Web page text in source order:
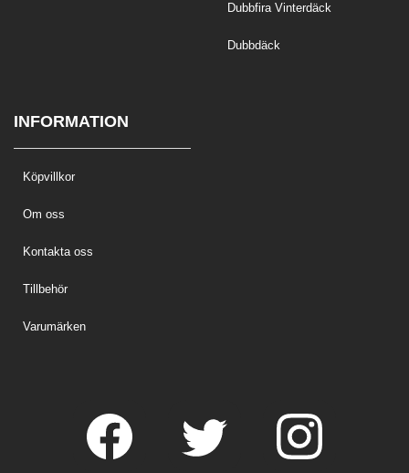
Dubbfira Vinterdäck
Dubbdäck
INFORMATION
Köpvillkor
Om oss
Kontakta oss
Tillbehör
Varumärken